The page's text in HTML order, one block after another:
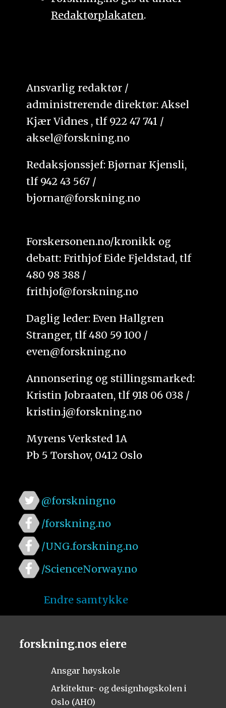
Redaktørplakaten.
Ansvarlig redaktør /
administrerende direktør: Aksel
Kjær Vidnes , tlf 922 47 741 /
aksel@forskning.no
Redaksjonssjef: Bjørnar Kjensli,
tlf 942 43 567 /
bjornar@forskning.no
Forskersonen.no/kronikk og
debatt: Frithjof Eide Fjeldstad, tlf
480 98 388 /
frithjof@forskning.no
Daglig leder: Even Hallgren
Stranger, tlf 480 59 100 /
even@forskning.no
Annonsering og stillingsmarked:
Kristin Jobraaten, tlf 918 06 038 /
kristin.j@forskning.no
Myrens Verksted 1A
Pb 5 Torshov, 0412 Oslo
@forskningno
/forskning.no
/UNG.forskning.no
/ScienceNorway.no
Endre samtykke
forskning.nos eiere
Ansgar høyskole
Arkitektur- og designhøgskolen i
Oslo (AHO)